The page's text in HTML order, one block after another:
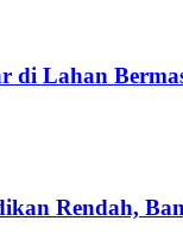
di Lahan
Rendah,